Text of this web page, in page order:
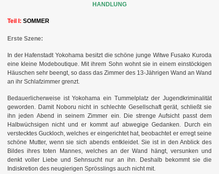
HANDLUNG
Teil I: SOMMER
Erste Szene:
In der Hafenstadt Yokohama besitzt die schöne junge Witwe Fusako Kuroda
eine kleine Modeboutique. Mit ihrem Sohn wohnt sie in einem einstöckigen
Häuschen sehr beengt, so dass das Zimmer des 13-Jährigen Wand an Wand
an ihr Schlafzimmer grenzt.
Bedauerlicherweise ist Yokohama ein Tummelplatz der Jugendkriminalität
geworden. Damit Noboru nicht in schlechte Gesellschaft gerät, schließt sie
ihn jeden Abend in seinem Zimmer ein. Die strenge Aufsicht passt dem
Halbwüchsigen nicht und er kommt auf abwegige Gedanken. Durch ein
verstecktes Guckloch, welches er eingerichtet hat, beobachtet er erregt seine
schöne Mutter, wenn sie sich abends entkleidet. Sie ist in den Anblick des
Bildes ihres toten Mannes, welches an der Wand hängt, versunken und
denkt voller Liebe und Sehnsucht nur an ihn. Deshalb bekommt sie die
Indiskretion des neugierigen Sprösslings auch nicht mit.